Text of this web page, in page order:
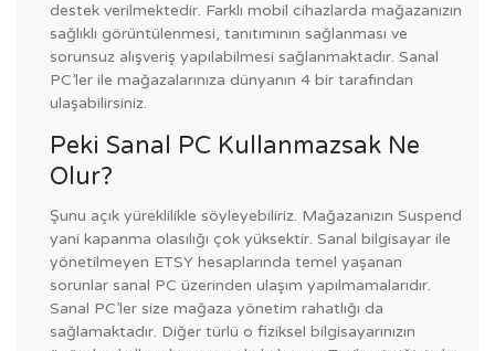
destek verilmektedir. Farklı mobil cihazlarda mağazanızın
sağlıklı görüntülenmesi, tanıtımının sağlanması ve
sorunsuz alışveriş yapılabilmesi sağlanmaktadır. Sanal
PC’ler ile mağazalarınıza dünyanın 4 bir tarafından
ulaşabilirsiniz.
Peki Sanal PC Kullanmazsak Ne
Olur?
Şunu açık yüreklilikle söyleyebiliriz. Mağazanızın Suspend
yani kapanma olasılığı çok yüksektir. Sanal bilgisayar ile
yönetilmeyen ETSY hesaplarında temel yaşanan
sorunlar sanal PC üzerinden ulaşım yapılmamalarıdır.
Sanal PC’ler size mağaza yönetim rahatlığı da
sağlamaktadır. Diğer türlü o fiziksel bilgisayarınızın